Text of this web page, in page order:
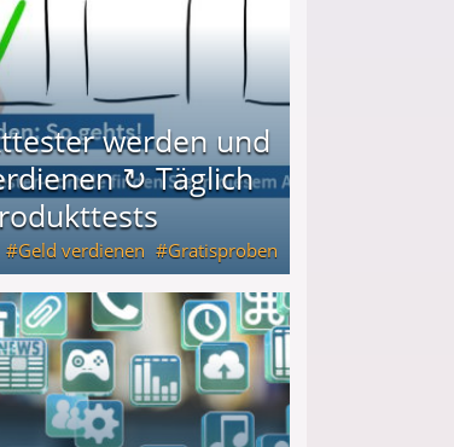
Arbeiten von zu
werden und
↻ Täglich
Geld verdienen Gratisproben
Produkttests